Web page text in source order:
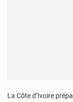
La Côte d’Ivoire